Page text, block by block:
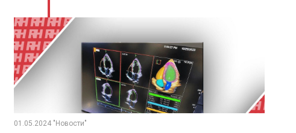
01.05.2024 "Новости"